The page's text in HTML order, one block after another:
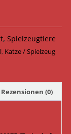
, Spielzeugtiere
, Katze / Spielzeug
Rezensionen (0)